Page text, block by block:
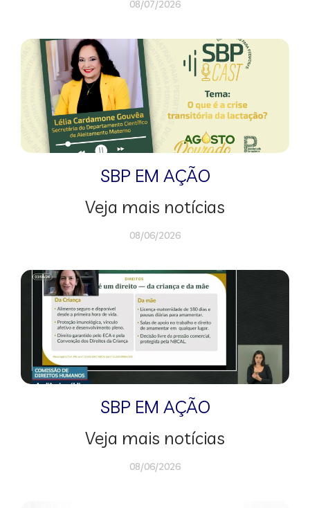
08/07/2026
SBP EM AÇÃO
Veja mais notícias
08/06/2026
SBP EM AÇÃO
Veja mais notícias
08/06/2026